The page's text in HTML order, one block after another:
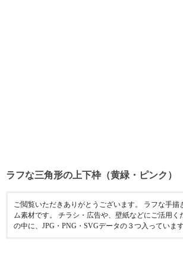
ラフな三角形の上下枠（黄緑・ピンク）
ご閲覧いただきありがとうございます。 ラフな手描
ム素材です。 チラシ・広告や、壁紙などにご活用く
の中に、JPG・PNG・SVGデータの３つ入っています